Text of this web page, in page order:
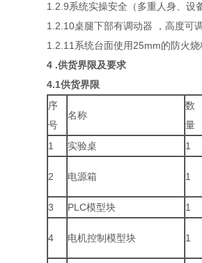
1.2.9系统实操安全（多重人身、设
1.2.10桌腿下部有调动器 ，高度可
1.2.11系统台面使用25mm的防火
4 .供货界限及要求
4.1供货界限
序
号
名称
数
量
1 实验桌 1
2 电源箱 1
3
PLC模型块 1
4 电机控制模型块 1